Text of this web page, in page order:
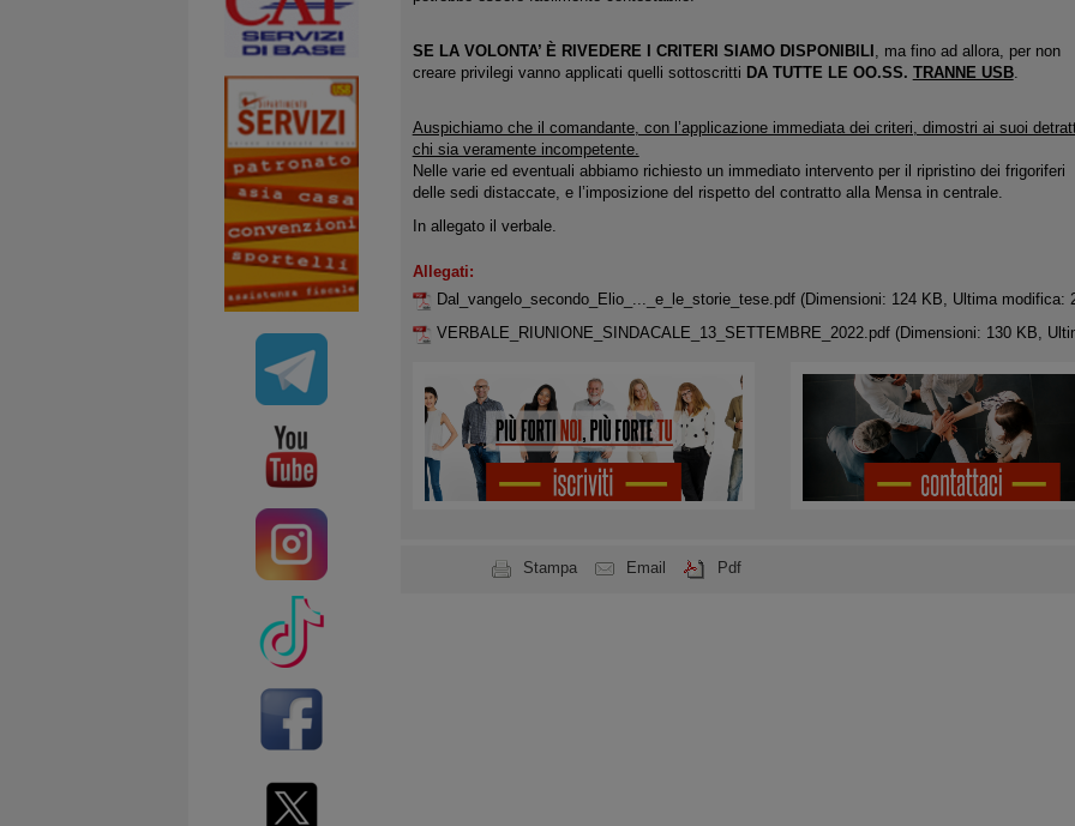
SE LA VOLONTA’ È RIVEDERE I CRITERI SIAMO DISPONIBILI , ma fino ad allora, per non
creare privilegi vanno applicati quelli sottoscritti DA TUTTE LE OO.SS. TRANNE USB.
Auspichiamo che il comandante, con l’applicazione immediata dei criteri, dimostri ai suoi
chi sia veramente incompetente.
Nelle varie ed eventuali abbiamo richiesto un immediato intervento per il ripristino dei frigoriferi
delle sedi distaccate, e l’imposizione del rispetto del contratto alla Mensa in centrale.
In allegato il verbale.
Allegati:
Dal_vangelo_secondo_Elio_..._e_le_storie_tese.pdf (Dimensioni: 124 KB, Ultima modifica:
VERBALE_RIUNIONE_SINDACALE_13_SETTEMBRE_2022.pdf (Dimensioni: 130 KB,
Stampa Email Pdf